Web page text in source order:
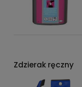
Zdzierak ręczny